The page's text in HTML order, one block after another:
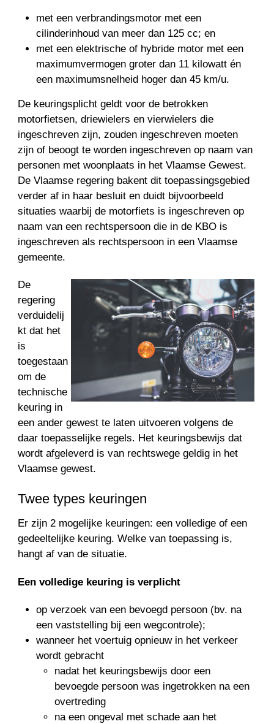
met een verbrandingsmotor met een
cilinderinhoud van meer dan 125 cc; en
met een elektrische of hybride motor met een
maximumvermogen groter dan 11 kilowatt én
een maximumsnelheid hoger dan 45 km/u.
De keuringsplicht geldt voor de betrokken
motorfietsen, driewielers en vierwielers die
ingeschreven zijn, zouden ingeschreven moeten
zijn of beoogt te worden ingeschreven op naam van
personen met woonplaats in het Vlaamse Gewest.
De Vlaamse regering bakent dit toepassingsgebied
verder af in haar besluit en duidt bijvoorbeeld
situaties waarbij de motorfiets is ingeschreven op
naam van een rechtspersoon die in de KBO is
ingeschreven als rechtspersoon in een Vlaamse
gemeente.
De
regering
verduidelij
kt dat het
is
toegestaan
om de
technische
keuring in
een ander gewest te laten uitvoeren volgens de
daar toepasselijke regels. Het keuringsbewijs dat
wordt afgeleverd is van rechtswege geldig in het
Vlaamse gewest.
Twee types keuringen
Er zijn 2 mogelijke keuringen: een volledige of een
gedeeltelijke keuring. Welke van toepassing is,
hangt af van de situatie.
Een volledige keuring is verplicht
op verzoek van een bevoegd persoon (bv. na
een vaststelling bij een wegcontrole);
wanneer het voertuig opnieuw in het verkeer
wordt gebracht
nadat het keuringsbewijs door een
bevoegde persoon was ingetrokken na een
overtreding
na een ongeval met schade aan het